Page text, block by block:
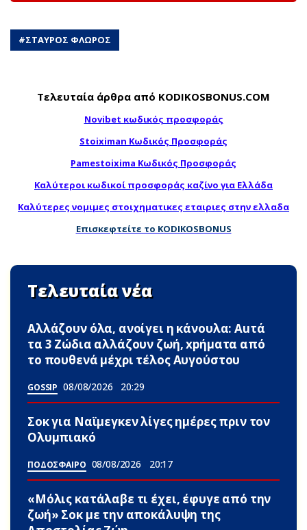
#ΣΤΑΥΡΟΣ ΦΛΩΡΟΣ
Τελευταία άρθρα από KODIKOSBONUS.COM
Novibet κωδικός προσφοράς
Stoiximan Κωδικός Προσφοράς
Pamestoixima Κωδικός Προσφοράς
Καλύτεροι κωδικοί προσφοράς καζίνο για Ελλάδα
Καλύτερες νομιμες στοιχηματικες εταιριες στην ελλαδα
Επισκεφτείτε το KODIKOSBONUS
Τελευταία νέα
Αλλάζουν όλα, ανοίγει η κάνουλα: Αuτά
τα 3 Zώδια αλλάζουν ζωή, xpήματα από
το πουθενά μέχρι τέλος Αυγούστου
GOSSIP 08/08/2026 20:29
Σoκ για Ναϊμεγκεν λίγες ημέρες πριν τον
Ολυμπιακό
ΠΟΔΟΣΦΑΙΡΟ 08/08/2026 20:17
«Μόλις κατάλαβε τι έχει, έφυγε από την
ζωή» Σoκ με την αποκάλυψη της